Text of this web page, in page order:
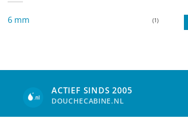
6 mm (1)
ACTIEF SINDS 2005
DOUCHECABINE.NL